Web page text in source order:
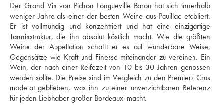
Der Grand Vin von Pichon Longueville Baron hat sich innerhalb
weniger Jahre als einer der besten Weine aus Pauillac etabliert.
Er ist vollmundig und konzentriert und hat eine einzigartige
Tanninstruktur, die ihn absolut köstlich macht. Wie die größten
Weine der Appellation schafft er es auf wunderbare Weise,
Gegensätze wie Kraft und Finesse miteinander zu vereinen. Ein
Wein, der nach einer Reifezeit von 10 bis 30 Jahren genossen
werden sollte. Die Preise sind im Vergleich zu den Premiers Crus
moderat geblieben, was ihn zu einer unverzichtbaren Referenz
für jeden Liebhaber großer Bordeaux' macht.